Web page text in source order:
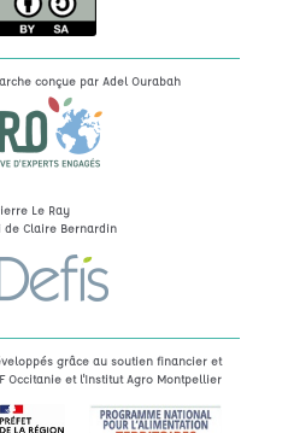
conçue par Adel Ourabah
Le Ray
de Claire Bernardin
grâce au soutien financier et
Occitanie et l'Institut Agro Montpellier